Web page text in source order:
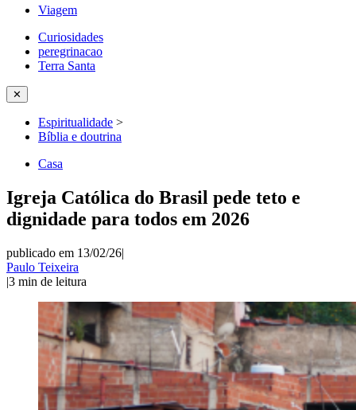
Viagem
Curiosidades
peregrinacao
Terra Santa
✕
Espiritualidade >
Bíblia e doutrina
Casa
Igreja Católica do Brasil pede teto e
dignidade para todos em 2026
publicado em 13/02/26|
Paulo Teixeira
|3 min de leitura